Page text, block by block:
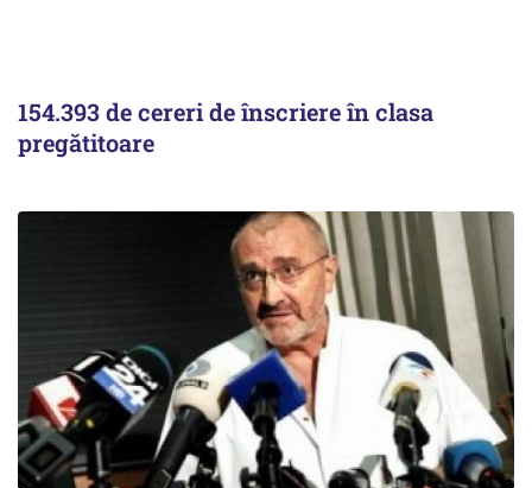
154.393 de cereri de înscriere în clasa
pregătitoare